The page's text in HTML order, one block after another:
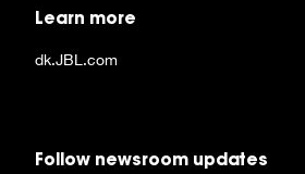
Learn more
dk.JBL.com
Follow newsroom updates